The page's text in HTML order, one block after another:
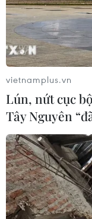
vietnamplus.vn
Lún, nứt cục
Tây Nguyên